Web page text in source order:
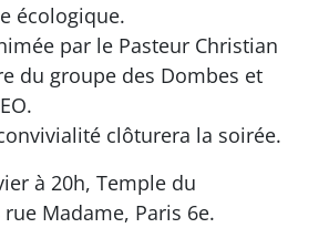
écologique.
par le Pasteur Christian
du groupe des Dombes et
clôturera la soirée.
à 20h, Temple du
Madame, Paris 6e.